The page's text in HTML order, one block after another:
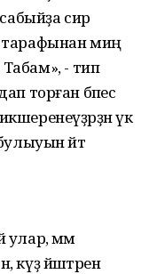
сир
тарафынан миңә
Табам», - тип
торған бәпес
үк
әйтә
әммә
йәштәрен